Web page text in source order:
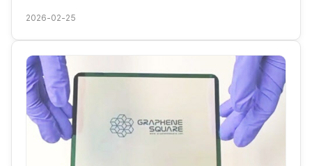
2026-02-25